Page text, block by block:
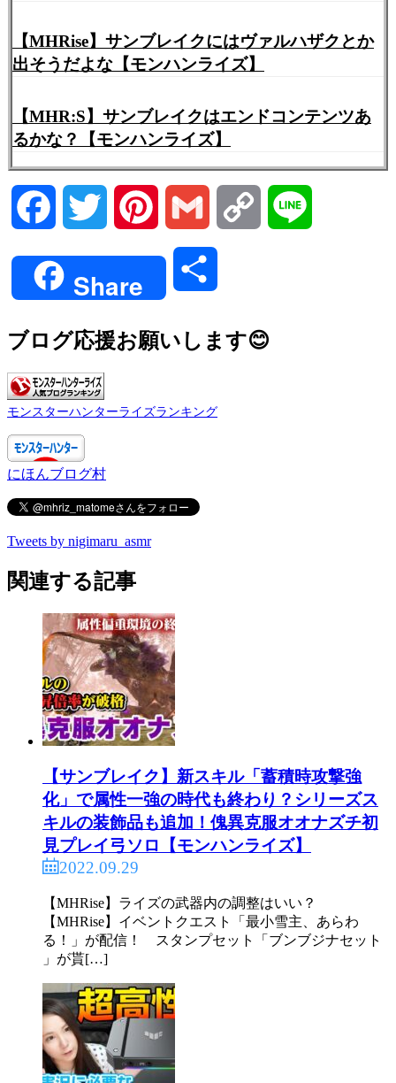
【MHRise】サンブレイクにはヴァルハザクとか
出そうだよな【モンハンライズ】
【MHR:S】サンブレイクはエンドコンテンツあ
るかな？【モンハンライズ】
Facebook Twitter Pinterest Gmail Copy
Share
ブログ応援お願いします😊
モンスターハンターライズランキング
にほんブログ村
Tweets by nigimaru_asmr
関連する記事
【サンブレイク】新スキル「蓄積時攻撃強
化」で属性一強の時代も終わり？シリーズス
キルの装飾品も追加！傀異克服オオナズチ初
見プレイ弓ソロ【モンハンライズ】
2022.09.29
【MHRise】ライズの武器内の調整はいい？
【MHRise】イベントクエスト「最小雪主、あらわ
る！」が配信！ スタンプセット「ブンブジナセット
」が貰[…]